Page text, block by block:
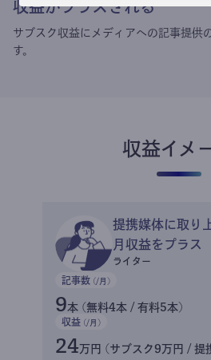
収益がプラスされる
サブスク収益にメディアへの記事提供
す。
収益イメ
提携媒体に取り
月収益をプラス
ライター
記事数 (/月)
9本 (無料4本 / 有料5本)
収益 (/月)
24万円 (サブスク9万円 / 提